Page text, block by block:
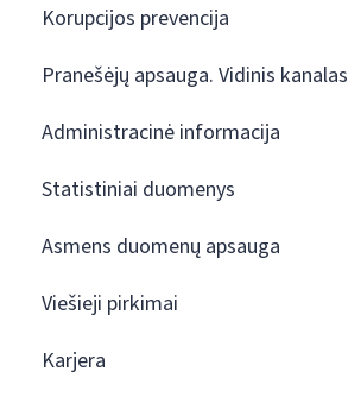
Korupcijos prevencija
Pranešėjų apsauga. Vidinis kanalas
Administracinė informacija
Statistiniai duomenys
Asmens duomenų apsauga
Viešieji pirkimai
Karjera